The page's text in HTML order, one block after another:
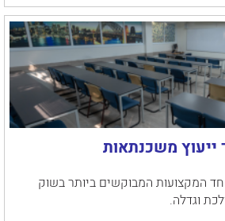
ייעוץ משכנתאות
המקצועות המבוקשים ביותר בשוק
וגדלה.